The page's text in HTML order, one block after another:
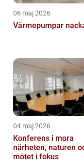
06 maj 2026
Värmepumpar
04 maj 2026
Konferens i mora
närheten, naturen
mötet i fokus